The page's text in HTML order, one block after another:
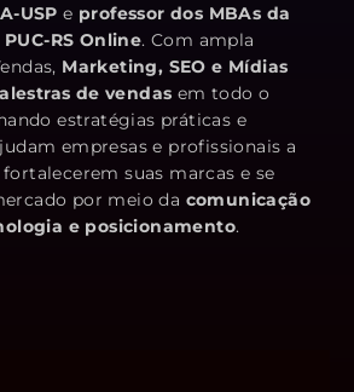
USP e professor dos MBAs da
PUC-RS Online. Com ampla
Marketing, SEO e Mídias
de vendas em todo o
estratégias práticas e
empresas e profissionais a
fortalecerem suas marcas e se
por meio da comunicação
e posicionamento.